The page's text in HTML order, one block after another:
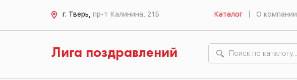
г. Тверь, пр-т Калинина, 21Б Каталог О компании
Лига поздравлений